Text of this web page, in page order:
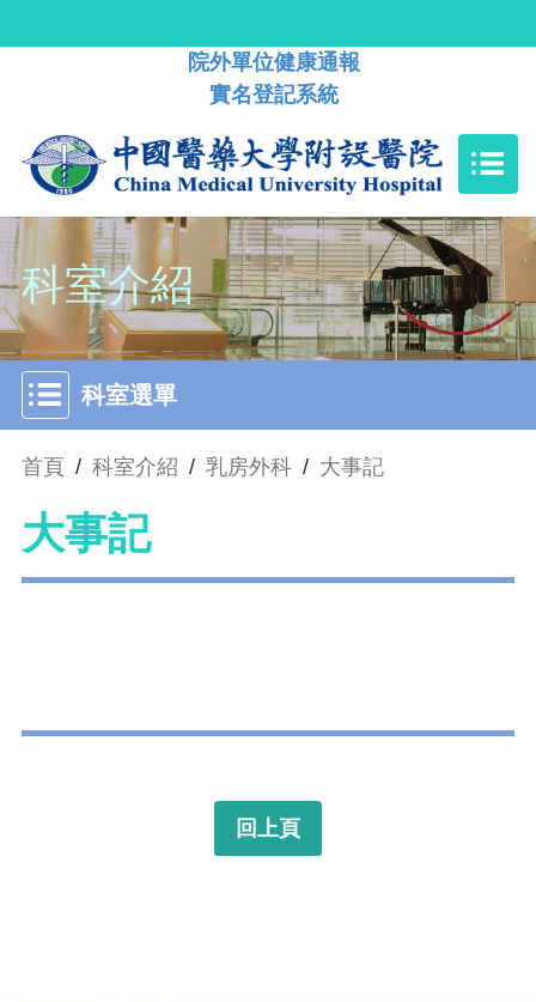
院外單位健康通報
實名登記系統
科室介紹
科室選單
首頁 / 科室介紹 / 乳房外科 / 大事記
大事記
回上頁